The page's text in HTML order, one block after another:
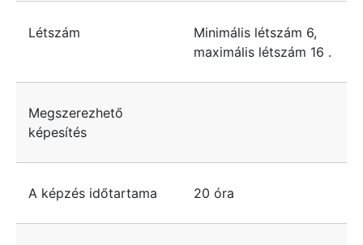
Létszám Minimális létszám 6,
maximális létszám 16 .
Megszerezhető
képesítés
A képzés időtartama 20 óra